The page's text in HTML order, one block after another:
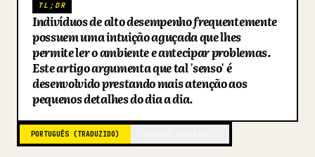
Blog
Atualizações
TL;DR
Indivíduos de alto desempenho frequentemente
possuem uma intuição aguçada que lhes
permite ler o ambiente e antecipar problemas.
Este artigo argumenta que tal 'senso' é
desenvolvido prestando mais atenção aos
pequenos detalhes do dia a dia.
PORTUGUÊS (TRADUZIDO)